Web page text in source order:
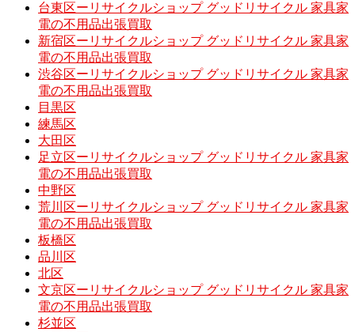
台東区ーリサイクルショップ グッドリサイクル 家具家
電の不用品出張買取
新宿区ーリサイクルショップ グッドリサイクル 家具家
電の不用品出張買取
渋谷区ーリサイクルショップ グッドリサイクル 家具家
電の不用品出張買取
目黒区
練馬区
大田区
足立区ーリサイクルショップ グッドリサイクル 家具家
電の不用品出張買取
中野区
荒川区ーリサイクルショップ グッドリサイクル 家具家
電の不用品出張買取
板橋区
品川区
北区
文京区ーリサイクルショップ グッドリサイクル 家具家
電の不用品出張買取
杉並区